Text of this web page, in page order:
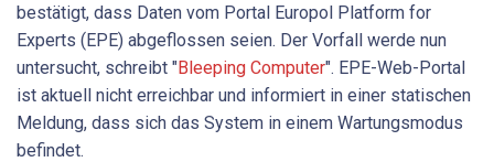
bestätigt, dass Daten vom Portal Europol Platform for
Experts (EPE) abgeflossen seien. Der Vorfall werde nun
untersucht, schreibt "Bleeping Computer". EPE-Web-Portal
ist aktuell nicht erreichbar und informiert in einer statischen
Meldung, dass sich das System in einem Wartungsmodus
befindet.